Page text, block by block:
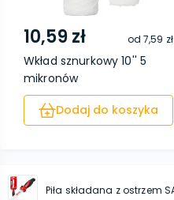
10,59 zł od7,59 zł
Wkład sznurkowy 10'' 5
mikronów
Dodaj do koszyka